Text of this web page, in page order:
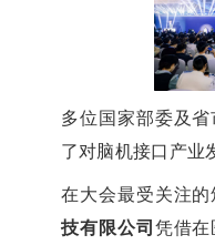
多位国家部委及
了对脑机接口产业
在大会最受关注
技有限公司凭借